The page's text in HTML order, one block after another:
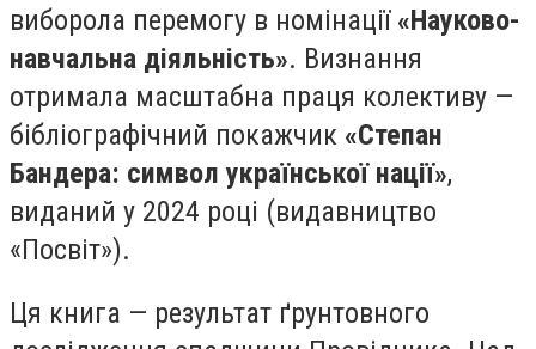
виборола перемогу в номінації «Науково-
навчальна діяльність». Визнання
отримала масштабна праця колективу —
бібліографічний покажчик «Степан
Бандера: символ української нації»,
виданий у 2024 році (видавництво
«Посвіт»).
Ця книга — результат ґрунтовного